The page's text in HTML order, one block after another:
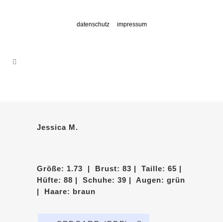
datenschutz impressum
Jessica M.
Größe: 1.73 | Brust: 83 | Taille: 65 |
Hüfte: 88 | Schuhe: 39 | Augen: grün
| Haare: braun